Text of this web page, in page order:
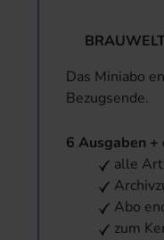
Das Miniabo
Bezugsende.
6 Ausgaben +
alle
Abo
zum